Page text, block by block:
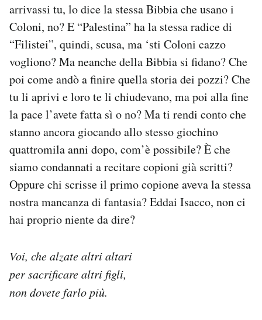
arrivassi tu, lo dice la stessa Bibbia che usano i
Coloni, no? E “Palestina” ha la stessa radice di
“Filistei”, quindi, scusa, ma ‘sti Coloni cazzo
vogliono? Ma neanche della Bibbia si fidano? Che
poi come andò a finire quella storia dei pozzi? Che
tu li aprivi e loro te li chiudevano, ma poi alla fine
la pace l’avete fatta sì o no? Ma ti rendi conto che
stanno ancora giocando allo stesso giochino
quattromila anni dopo, com’è possibile? È che
siamo condannati a recitare copioni già scritti?
Oppure chi scrisse il primo copione aveva la stessa
nostra mancanza di fantasia? Eddai Isacco, non ci
hai proprio niente da dire?
Voi, che alzate altri altari
per sacrificare altri figli,
non dovete farlo più.